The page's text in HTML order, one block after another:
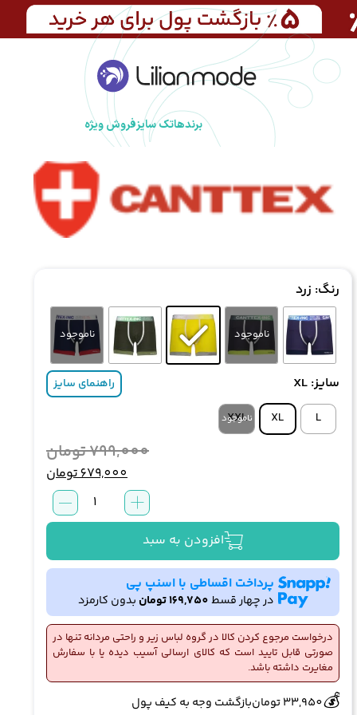
برندهاتک سایزفروش ویژه
رنگ: زرد
راهنمای سایز سایز: XL
L
XL
XXL
799,000تومانقیمت
679,000تومان
قیمت
شورت
مردانه
CANTTEX
کد
عدد
افزودن به سبد
پرداخت اقساطی با اسنپ پی
در چهار قسط169,750تومان بدون کارمزد
درخواست مرجوع کردن کالا در گروه لباس زیر و راحتی مردانه تنها در
صورتی قابل تایید است که کالای ارسالی آسیب دیده یا با سفارش
مغایرت داشته باشد.🔥1 فروش در هفته گذشته👀114 بازدید در ۲۴ ساعت گذشته
💰
33,950تومانبازگشت وجه به کیف پول